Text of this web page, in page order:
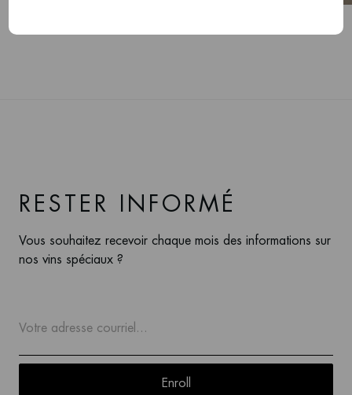
RESTER INFORMÉ
Vous souhaitez recevoir chaque mois des informations sur
nos vins spéciaux ?
Enroll